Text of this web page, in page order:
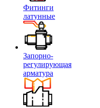
Фитинги
латунные
Запорно-
регулирующая
арматура